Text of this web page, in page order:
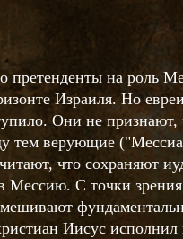
претенденты на роль
Израиля. Но
Они не признают,
тем верующие
что сохраняют
Мессию. С точки
Иисус